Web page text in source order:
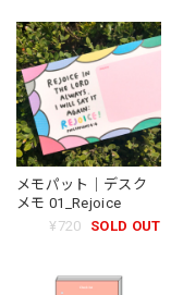
メモパット｜デスク
メモ 01_Rejoice
¥720
SOLD OUT